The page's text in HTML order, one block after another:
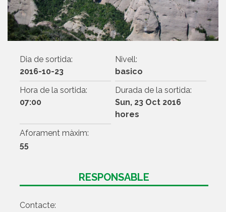
Dia de sortida:
2016-10-23
Nivell:
basico
Hora de la sortida:
07:00
Durada de la sortida:
Sun, 23 Oct 2016
hores
Aforament màxim:
55
RESPONSABLE
Contacte: